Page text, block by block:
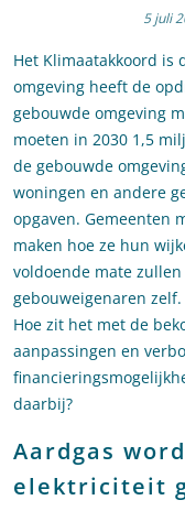
5 juli
Het Klimaatakkoord is
omgeving heeft de
gebouwde omgeving
moeten in 2030 1,5
de gebouwde
woningen en andere
opgaven. Gemeenten
maken hoe ze hun
voldoende mate
gebouweigenaren
Hoe zit het met de
aanpassingen en
daarbij?
Aardgas
elektriciteit